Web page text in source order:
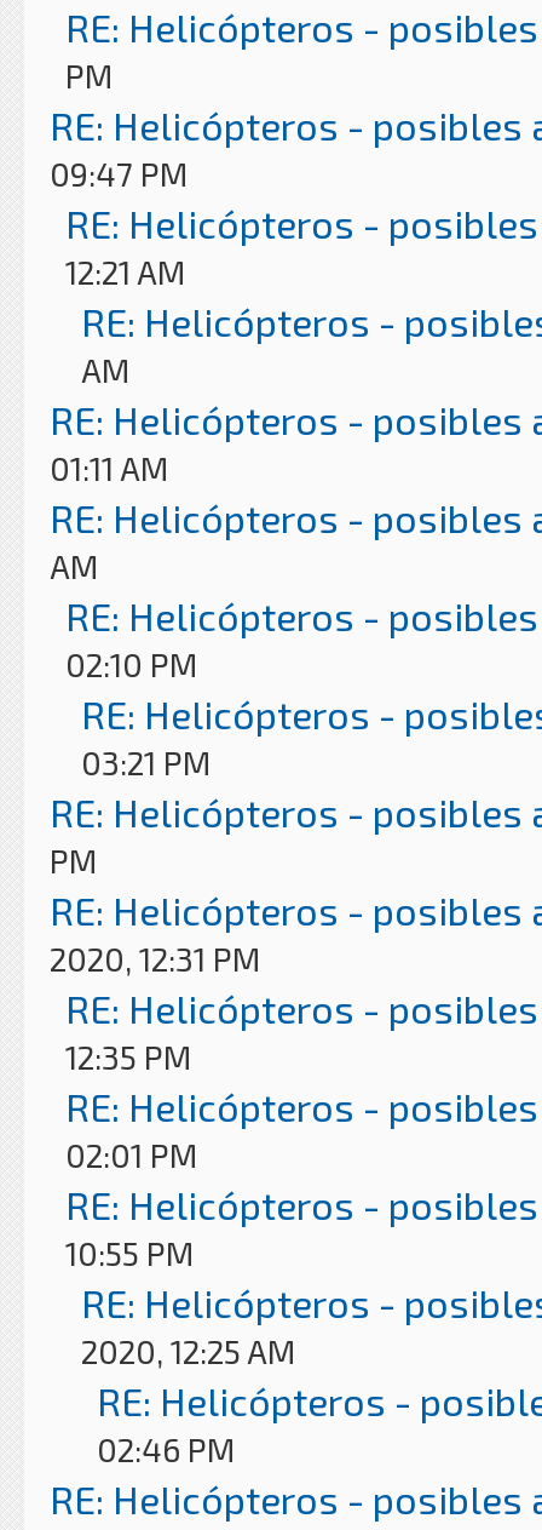
RE: Helicópteros -
PM
RE: Helicópteros - posibles
09:47 PM
RE: Helicópteros -
12:21 AM
RE: Helicópteros -
AM
RE: Helicópteros - posibles
01:11 AM
RE: Helicópteros - posibles
AM
RE: Helicópteros -
02:10 PM
RE: Helicópteros -
03:21 PM
RE: Helicópteros - posibles
PM
RE: Helicópteros - posibles
2020, 12:31 PM
RE: Helicópteros -
12:35 PM
RE: Helicópteros -
02:01 PM
RE: Helicópteros -
10:55 PM
RE: Helicópteros -
2020, 12:25 AM
RE: Helicópteros -
02:46 PM
RE: Helicópteros - posibles